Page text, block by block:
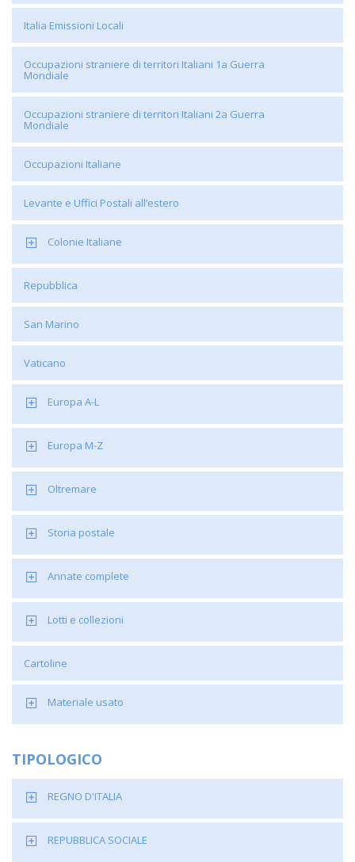
Italia Emissioni Locali
Occupazioni straniere di territori Italiani 1a Guerra
Mondiale
Occupazioni straniere di territori Italiani 2a Guerra
Mondiale
Occupazioni Italiane
Levante e Uffici Postali all’estero
Colonie Italiane
Repubblica
San Marino
Vaticano
Europa A-L
Europa M-Z
Oltremare
Storia postale
Annate complete
Lotti e collezioni
Cartoline
Materiale usato
TIPOLOGICO
REGNO D'ITALIA
REPUBBLICA SOCIALE